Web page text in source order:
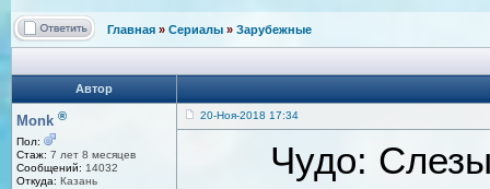
Главная » Сериалы » Зарубежные
Автор
Monk ®
Пол:
Стаж: 7 лет 8 месяцев
Сообщений: 14032
Откуда: Казань
20-Ноя-2018 17:34
Чудо: